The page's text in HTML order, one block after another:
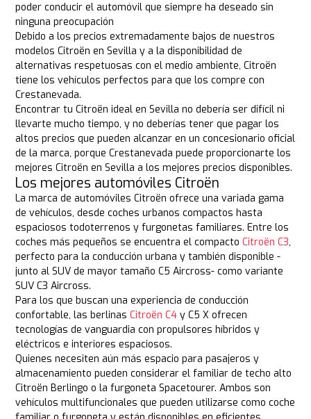
poder conducir el automóvil que siempre ha deseado sin
ninguna preocupación
Debido a los precios extremadamente bajos de nuestros
modelos Citroën en Sevilla y a la disponibilidad de
alternativas respetuosas con el medio ambiente, Citroën
tiene los vehículos perfectos para que los compre con
Crestanevada.
Encontrar tu Citroën ideal en Sevilla no debería ser difícil ni
llevarte mucho tiempo, y no deberías tener que pagar los
altos precios que pueden alcanzar en un concesionario oficial
de la marca, porque Crestanevada puede proporcionarte los
mejores Citroën en Sevilla a los mejores precios disponibles.
Los mejores automóviles Citroën
La marca de automóviles Citroën ofrece una variada gama
de vehículos, desde coches urbanos compactos hasta
espaciosos todoterrenos y furgonetas familiares. Entre los
coches más pequeños se encuentra el compactoCitroën C3,
perfecto para la conducción urbana y también disponible -
junto al SUV de mayor tamaño C5 Aircross- como variante
SUV C3 Aircross.
Para los que buscan una experiencia de conducción
confortable, las berlinasCitroën C4 y C5 X ofrecen
tecnologías de vanguardia con propulsores híbridos y
eléctricos e interiores espaciosos.
Quienes necesiten aún más espacio para pasajeros y
almacenamiento pueden considerar el familiar de techo alto
Citroën Berlingo o la furgoneta Spacetourer. Ambos son
vehículos multifuncionales que pueden utilizarse como coche